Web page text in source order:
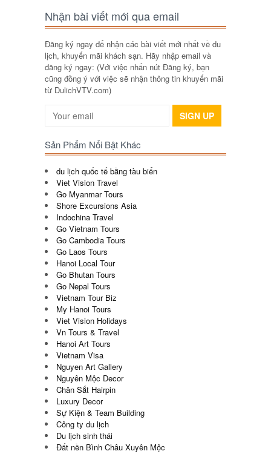
Nhận bài viết mới qua email
Đăng ký ngay để nhận các bài viết mới nhất về du
lịch, khuyến mãi khách sạn. Hãy nhập email và
đăng ký ngay: (Với việc nhấn nút Đăng ký, bạn
cũng đồng ý với việc sẽ nhận thông tin khuyến mãi
từ DulichVTV.com)
SIGN UP
Sản Phẩm Nổi Bật Khác
du lịch quốc tế bằng tàu biển
Viet Vision Travel
Go Myanmar Tours
Shore Excursions Asia
Indochina Travel
Go Vietnam Tours
Go Cambodia Tours
Go Laos Tours
Hanoi Local Tour
Go Bhutan Tours
Go Nepal Tours
Vietnam Tour Biz
My Hanoi Tours
Viet Vision Holidays
Vn Tours & Travel
Hanoi Art Tours
Vietnam Visa
Nguyen Art Gallery
Nguyên Mộc Decor
Chân Sắt Hairpin
Luxury Decor
Sự Kiện & Team Building
Công ty du lịch
Du lịch sinh thái
Đất nền Bình Châu Xuyên Mộc